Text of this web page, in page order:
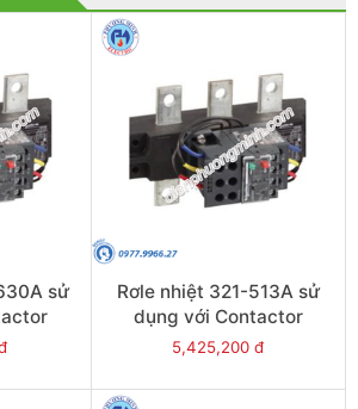
sử
Rơle nhiệt 321-513A sử
dụng với Contactor
LC1E500 - Model LRE488
5,425,200 đ